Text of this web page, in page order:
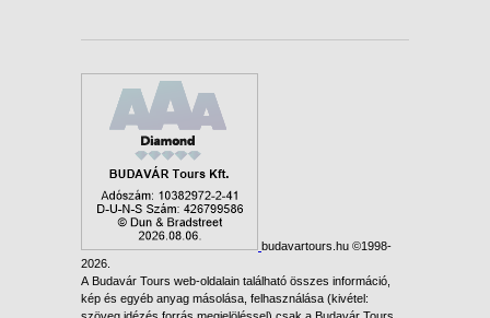
budavartours.hu ©1998-
2026.
A Budavár Tours web-oldalain található összes információ,
kép és egyéb anyag másolása, felhasználása (kivétel: